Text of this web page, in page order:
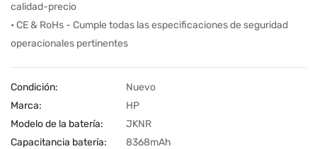
calidad-precio
• CE & RoHs - Cumple todas las especificaciones de seguridad
operacionales pertinentes
Condición:
Nuevo
Marca:
HP
Modelo de la batería:
JKNR
Capacitancia batería:
8368mAh